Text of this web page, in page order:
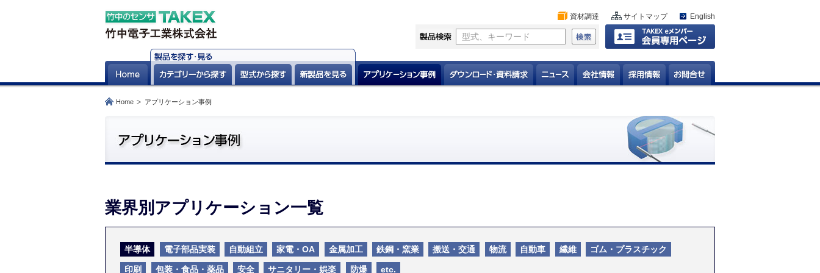
資材調達 サイトマップ English
Home アプリケーション事例
業界別アプリケーション一覧
半導体 電子部品実装 自動組立 家電・OA 金属加工 鉄鋼・窯業 搬送・交通 物流 自動車 繊維 ゴム・プラスチック
印刷 包装・食品・薬品 安全 サニタリー・娯楽 防爆 etc.